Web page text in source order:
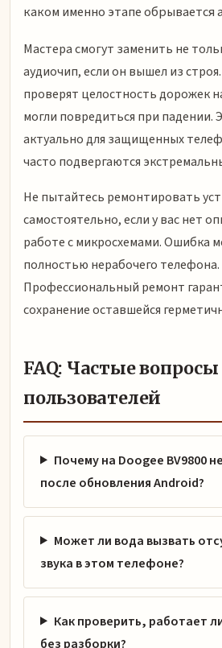
каком именно этапе обрывается
Мастера смогут заменить не
аудиочип, если он вышел из
проверят целостность дорожек
могли повредиться при падении.
актуально для защищенных
часто подвергаются
Не пытайтесь ремонтировать
самостоятельно, если у вас нет
работе с микросхемами. Ошибка
полностью нерабочего телефона.
Профессиональный ремонт
сохранение оставшейся
FAQ: Частые вопросы
пользователей
Почему на Doogee BV9800
после обновления Android?
Может ли вода вызвать
звука в этом телефоне?
Как проверить, работает
без разборки?